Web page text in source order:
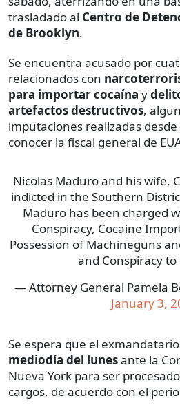
trasladado al Centro de
de Brooklyn.
Se encuentra acusado por
relacionados con
para importar cocaína y
artefactos destructivos,
imputaciones realizadas
conocer la fiscal general de
Nicolas Maduro and his wife,
indicted in the Southern
Maduro has been charged
Conspiracy, Cocaine
Possession of Machineguns
and Conspiracy to
— Attorney General Pamela
January 3,
Se espera que el
mediodía del lunesante la
Nueva York para ser
cargos, de acuerdo con el